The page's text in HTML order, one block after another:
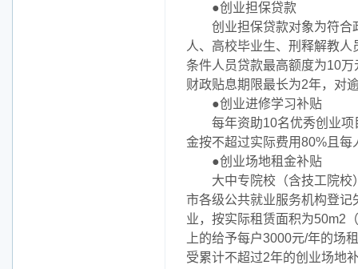
●创业担保贷款
创业担保贷款对象为符合政
人、高校毕业生、刑释解教
条件人员贷款最高额度为10
财政贴息期限最长为2年，对
●创业进修学习补贴
每年资助10名优秀创业项
金按不超过实际费用80%且
●创业场地租金补贴
大中专院校（含技工院校）
市各级公共就业服务机构登
业，按实际租赁面积为50m2
上的给予每户3000元/年的场
受累计不超过2年的创业场地